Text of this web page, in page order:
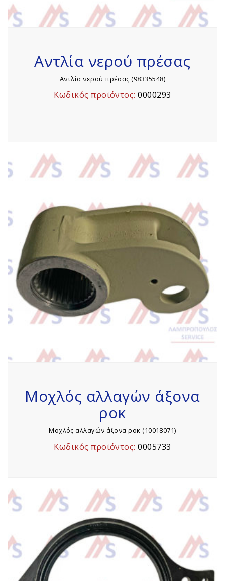
Αντλία νερού πρέσας
Αντλία νερού πρέσας (98335548)
Κωδικός προϊόντος:0000293
Μοχλός αλλαγών άξονα
ροκ
Μοχλός αλλαγών άξονα ροκ (10018071)
Κωδικός προϊόντος:0005733